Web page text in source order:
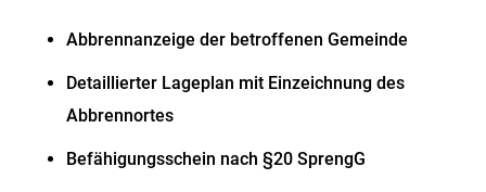
Abbrennanzeige der betroffenen Gemeinde
Detaillierter Lageplan mit Einzeichnung des
Abbrennortes
Befähigungsschein nach §20 SprengG